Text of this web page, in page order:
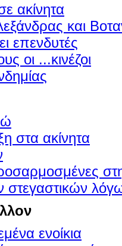
ακίνητα
και
επενδυτές
οι ...κινέζοι
στα ακίνητα
στεγαστικών
ενοίκια